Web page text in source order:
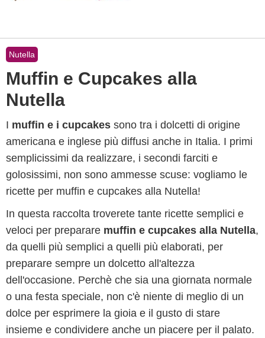
Nutella
Muffin e Cupcakes alla
Nutella
I muffin e i cupcakes sono tra i dolcetti di origine
americana e inglese più diffusi anche in Italia. I primi
semplicissimi da realizzare, i secondi farciti e
golosissimi, non sono ammesse scuse: vogliamo le
ricette per muffin e cupcakes alla Nutella!
In questa raccolta troverete tante ricette semplici e
veloci per preparare muffin e cupcakes alla Nutella,
da quelli più semplici a quelli più elaborati, per
preparare sempre un dolcetto all'altezza
dell'occasione. Perchè che sia una giornata normale
o una festa speciale, non c'è niente di meglio di un
dolce per esprimere la gioia e il gusto di stare
insieme e condividere anche un piacere per il palato.